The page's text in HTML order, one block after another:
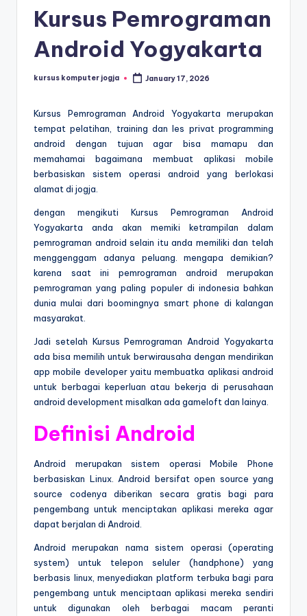
Kursus Pemrograman
Android Yogyakarta
kursus komputer jogja January 17, 2026
Kursus Pemrograman Android Yogyakarta merupakan
tempat pelatihan, training dan les privat programming
android dengan tujuan agar bisa mamapu dan
memahamai bagaimana membuat aplikasi mobile
berbasiskan sistem operasi android yang berlokasi
alamat di jogja.
dengan mengikuti Kursus Pemrograman Android
Yogyakarta anda akan memiki ketrampilan dalam
pemrograman android selain itu anda memiliki dan telah
menggenggam adanya peluang. mengapa demikian?
karena saat ini pemrograman android merupakan
pemrograman yang paling populer di indonesia bahkan
dunia mulai dari boomingnya smart phone di kalangan
masyarakat.
Jadi setelah Kursus Pemrograman Android Yogyakarta
ada bisa memilih untuk berwirausaha dengan mendirikan
app mobile developer yaitu membuatka aplikasi android
untuk berbagai keperluan atau bekerja di perusahaan
android development misalkan ada gameloft dan lainya.
Definisi Android
Android merupakan sistem operasi Mobile Phone
berbasiskan Linux. Android bersifat open source yang
source codenya diberikan secara gratis bagi para
pengembang untuk menciptakan aplikasi mereka agar
dapat berjalan di Android.
Android merupakan nama sistem operasi (operating
system) untuk telepon seluler (handphone) yang
berbasis linux, menyediakan platform terbuka bagi para
pengembang untuk menciptaan aplikasi mereka sendiri
untuk digunakan oleh berbagai macam peranti